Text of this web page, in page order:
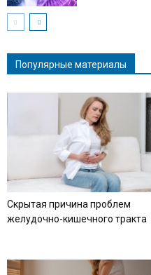
Популярные материалы
Скрытая причина проблем
желудочно-кишечного тракта